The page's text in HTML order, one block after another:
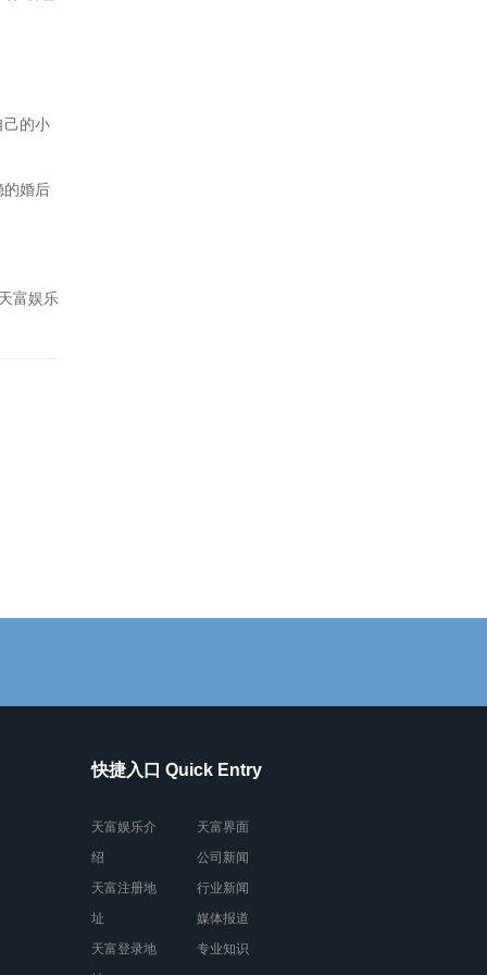
己的小
的婚后
富娱乐
快捷入口 Quick Entry
天富娱乐介
绍
天富注册地
址
天富登录地
天富界面
公司新闻
行业新闻
媒体报道
专业知识